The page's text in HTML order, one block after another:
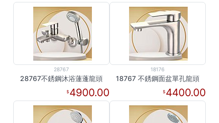
28767
28767不銹鋼沐浴蓮蓬龍頭
4900.00
18176
18767 不銹鋼面盆單孔龍頭
4400.00